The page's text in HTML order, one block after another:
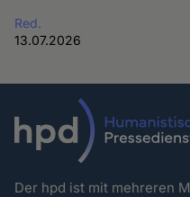
Red.
13.07.2026
Der hpd ist mit mehreren